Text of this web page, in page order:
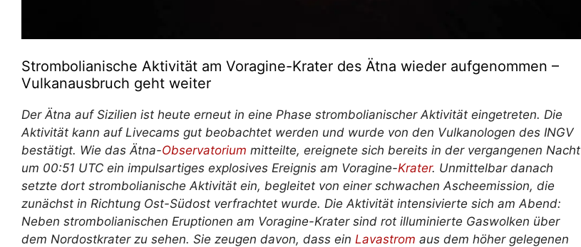
Strombolianische Aktivität am Voragine-Krater des Ätna wieder aufgenommen –
Vulkanausbruch geht weiter
Der Ätna auf Sizilien ist heute erneut in eine Phase strombolianischer Aktivität eingetreten. Die
Aktivität kann auf Livecams gut beobachtet werden und wurde von den Vulkanologen des INGV
bestätigt. Wie das Ätna-Observatorium mitteilte, ereignete sich bereits in der vergangenen Nacht
um 00:51 UTC ein impulsartiges explosives Ereignis am Voragine-Krater. Unmittelbar danach
setzte dort strombolianische Aktivität ein, begleitet von einer schwachen Ascheemission, die
zunächst in Richtung Ost-Südost verfrachtet wurde. Die Aktivität intensivierte sich am Abend:
Neben strombolianischen Eruptionen am Voragine-Krater sind rot illuminierte Gaswolken über
dem Nordostkrater zu sehen. Sie zeugen davon, dass ein Lavastrom aus dem höher gelegenen